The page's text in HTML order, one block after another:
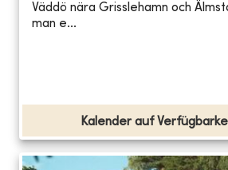
Väddö nära Grisslehamn och
man e...
Kalender auf